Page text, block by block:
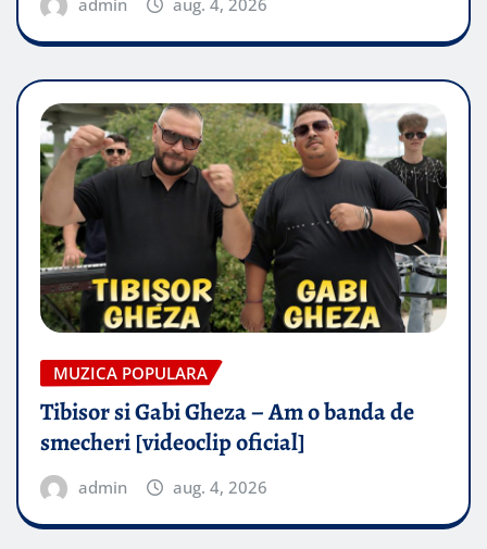
admin aug. 4, 2026
MUZICA POPULARA
Tibisor si Gabi Gheza – Am o banda de
smecheri [videoclip oficial]
admin aug. 4, 2026